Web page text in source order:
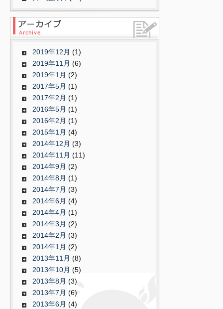
2019年12月 (1)
2019年11月 (6)
2019年1月 (2)
2017年5月 (1)
2017年2月 (1)
2016年5月 (1)
2016年2月 (1)
2015年1月 (4)
2014年12月 (3)
2014年11月 (11)
2014年9月 (2)
2014年8月 (1)
2014年7月 (3)
2014年6月 (4)
2014年4月 (1)
2014年3月 (2)
2014年2月 (3)
2014年1月 (2)
2013年11月 (8)
2013年10月 (5)
2013年8月 (3)
2013年7月 (6)
2013年6月 (4)